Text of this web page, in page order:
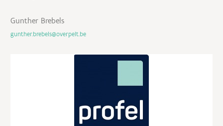
Gunther Brebels
gunther.brebels@overpelt.be